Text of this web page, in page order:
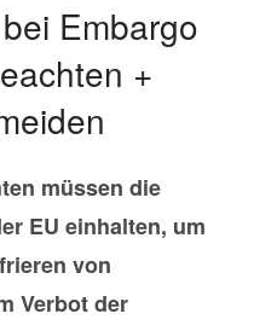
Embargo
+
müssen die
EU einhalten, um
von
Verbot der